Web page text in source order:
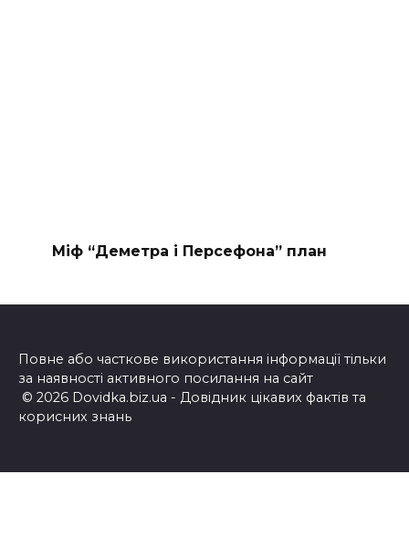
Міф “Деметра і Персефона” план
Повне або часткове використання інформації тільки
за наявності активного посилання на сайт
© 2026 Dovidka.biz.ua - Довідник цікавих фактів та
корисних знань